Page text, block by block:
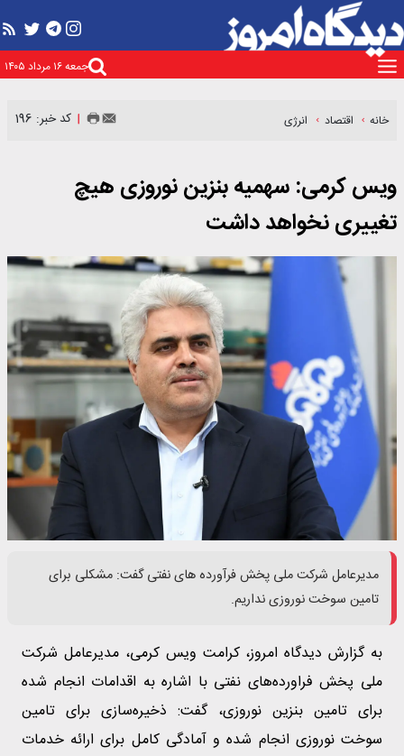
جمعه ۱۶ مرداد ۱۴۰۵
خانه اقتصاد انرژی کد خبر: 196
ویس کرمی: سهمیه‌ بنزین نوروزی هیچ‌
تغییری نخواهد داشت
مدیرعامل شرکت ملی پخش فرآورده های نفتی گفت: مشکلی برای
تامین سوخت نوروزی نداریم.
به گزارش دیدگاه امروز، کرامت ویس کرمی، مدیرعامل شرکت
ملی پخش فراورده‌های نفتی با اشاره به اقدامات انجام شده
برای تامین بنزین نوروزی، گفت: ذخیره‌سازی برای تامین
سوخت نوروزی انجام شده و آمادگی کامل برای ارائه خدمات